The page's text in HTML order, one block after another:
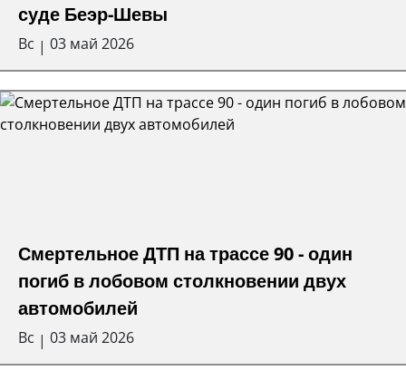
суде Беэр-Шевы
Вс | 03 май 2026
Смертельное ДТП на трассе 90 - один
погиб в лобовом столкновении двух
автомобилей
Вс | 03 май 2026